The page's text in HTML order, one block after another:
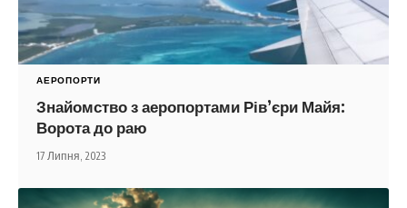
АЕРОПОРТИ
Знайомство з аеропортами Рів’єри Майя:
Ворота до раю
17 Липня, 2023